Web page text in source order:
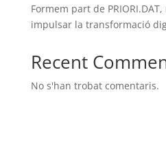
Formem part de
impulsar la transformació
Recent
No s'han trobat comentaris.